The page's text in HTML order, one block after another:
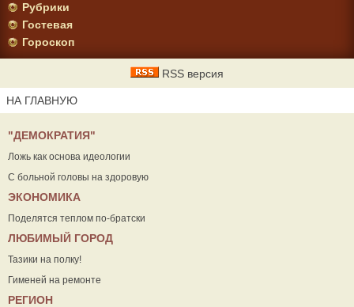
Рубрики
Гостевая
Гороскоп
RSS версия
НА ГЛАВНУЮ
"ДЕМОКРАТИЯ"
Ложь как основа идеологии
С больной головы на здоровую
ЭКОНОМИКА
Поделятся теплом по-братски
ЛЮБИМЫЙ ГОРОД
Тазики на полку!
Гименей на ремонте
РЕГИОН